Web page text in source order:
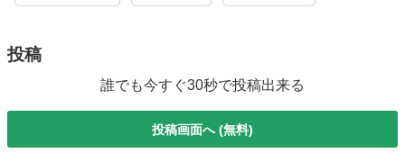
投稿
誰でも今すぐ30秒で投稿出来る
投稿画面へ (無料)